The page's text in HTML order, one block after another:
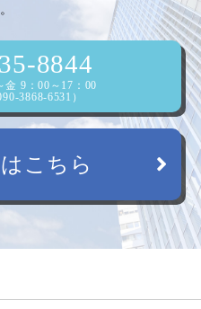
8844
9：00～17：00
3868-6531）
こちら